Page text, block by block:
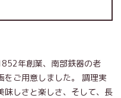
年創業、南部鉄器の老
をご用意しました。 調理実
味しさと楽しさ、そして、長